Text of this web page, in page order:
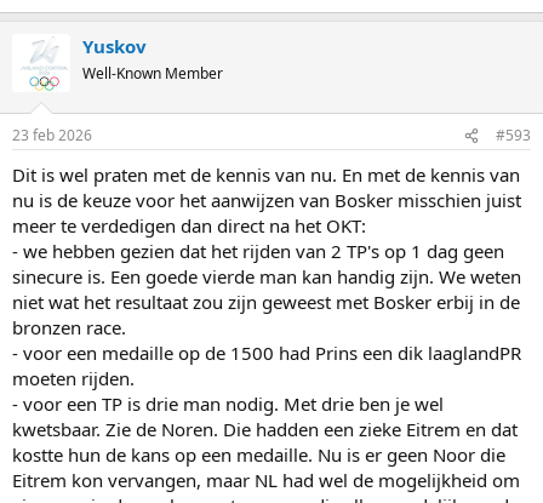
Yuskov
Well-Known Member
23 feb 2026 #593
Dit is wel praten met de kennis van nu. En met de kennis van
nu is de keuze voor het aanwijzen van Bosker misschien juist
meer te verdedigen dan direct na het OKT:
- we hebben gezien dat het rijden van 2 TP's op 1 dag geen
sinecure is. Een goede vierde man kan handig zijn. We weten
niet wat het resultaat zou zijn geweest met Bosker erbij in de
bronzen race.
- voor een medaille op de 1500 had Prins een dik laaglandPR
moeten rijden.
- voor een TP is drie man nodig. Met drie ben je wel
kwetsbaar. Zie de Noren. Die hadden een zieke Eitrem en dat
kostte hun de kans op een medaille. Nu is er geen Noor die
Eitrem kon vervangen, maar NL had wel de mogelijkheid om